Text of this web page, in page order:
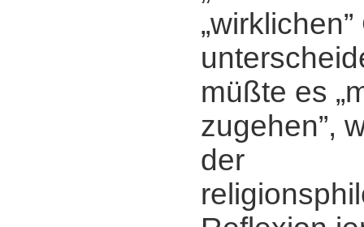
müßte es
zugehen”,
der